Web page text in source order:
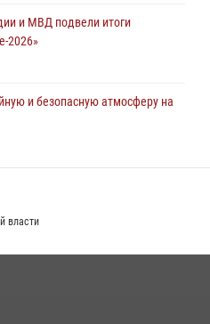
и МВД подвели итоги
и безопасную атмосферу на
мероприятиях: от
России
власти